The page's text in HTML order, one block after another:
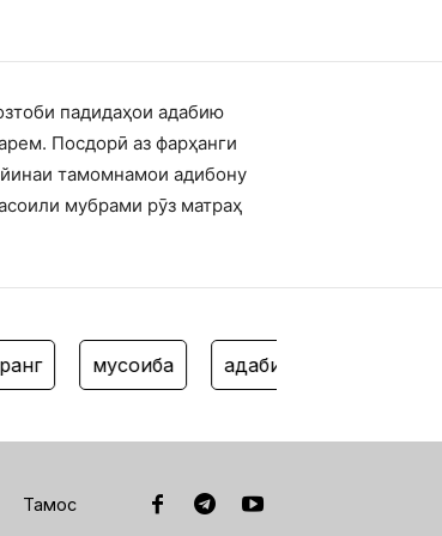
падидаҳои адабию
Посдорӣ аз фарҳанги
тамомнамои адибону
мубрами рӯз матраҳ
мусоҳиба адабиёти кӯдак
Тамос